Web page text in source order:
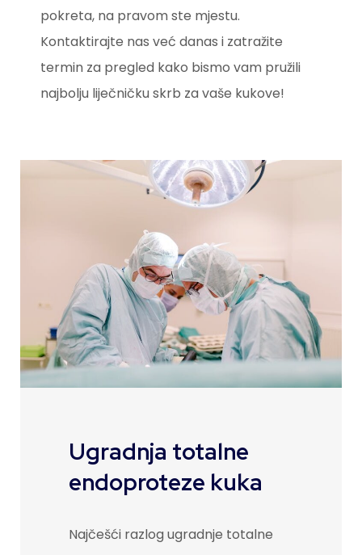
pokreta, na pravom ste mjestu.
Kontaktirajte nas već danas i zatražite
termin za pregled kako bismo vam pružili
najbolju liječničku skrb za vaše kukove!
Ugradnja totalne
endoproteze kuka
Najčešći razlog ugradnje totalne